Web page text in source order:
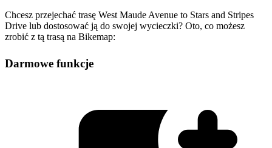
Chcesz przejechać trasę West Maude Avenue to Stars and Stripes
Drive lub dostosować ją do swojej wycieczki? Oto, co możesz
zrobić z tą trasą na Bikemap:
Darmowe funkcje